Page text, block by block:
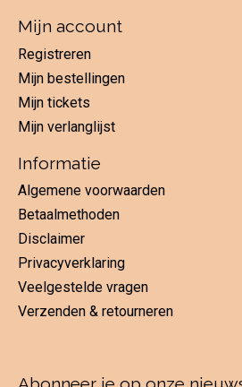
Mijn account
Registreren
Mijn bestellingen
Mijn tickets
Mijn verlanglijst
Informatie
Algemene voorwaarden
Betaalmethoden
Disclaimer
Privacyverklaring
Veelgestelde vragen
Verzenden & retourneren